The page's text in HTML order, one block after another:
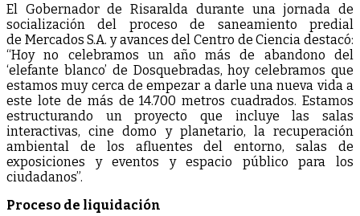
El Gobernador de Risaralda durante una jornada de
socialización del proceso de saneamiento predial
de Mercados S.A. y avances del Centro de Ciencia destacó:
“Hoy no celebramos un año más de abandono del
‘elefante blanco’ de Dosquebradas, hoy celebramos que
estamos muy cerca de empezar a darle una nueva vida a
este lote de más de 14.700 metros cuadrados. Estamos
estructurando un proyecto que incluye las salas
interactivas, cine domo y planetario, la recuperación
ambiental de los afluentes del entorno, salas de
exposiciones y eventos y espacio público para los
ciudadanos”.
Proceso de liquidación